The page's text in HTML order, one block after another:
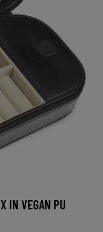
IN VEGAN PU